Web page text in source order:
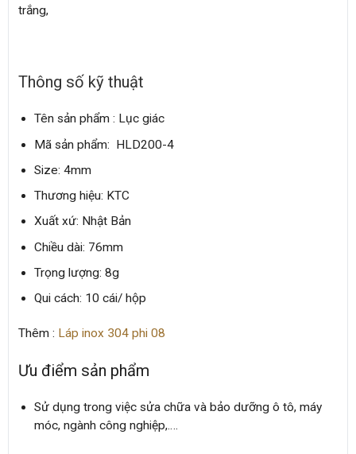
trắng,
Thông số kỹ thuật
Tên sản phẩm : Lục giác
Mã sản phẩm: HLD200-4
Size: 4mm
Thương hiệu: KTC
Xuất xứ: Nhật Bản
Chiều dài: 76mm
Trọng lượng: 8g
Qui cách: 10 cái/ hộp
Thêm : Láp inox 304 phi 08
Ưu điểm sản phẩm
Sử dụng trong việc sửa chữa và bảo dưỡng ô tô, máy
móc, ngành công nghiệp,….